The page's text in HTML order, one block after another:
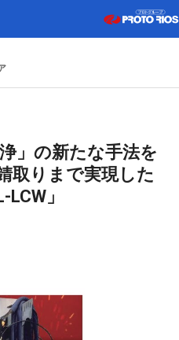
」の新たな手法を
取りまで実現した
」